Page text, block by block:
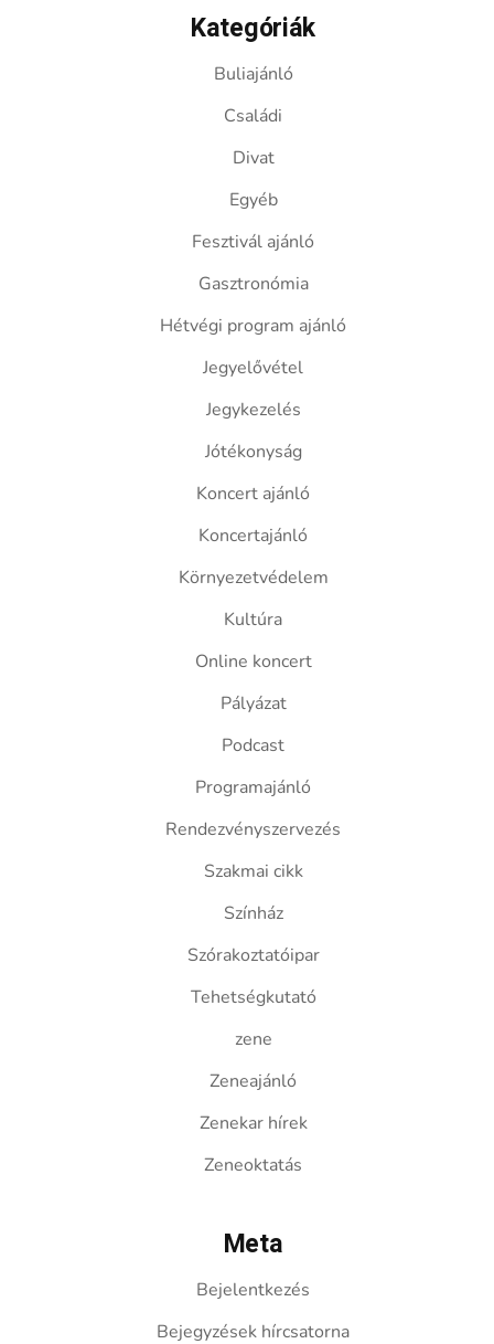
Kategóriák
Buliajánló
Családi
Divat
Egyéb
Fesztivál ajánló
Gasztronómia
Hétvégi program ajánló
Jegyelővétel
Jegykezelés
Jótékonyság
Koncert ajánló
Koncertajánló
Környezetvédelem
Kultúra
Online koncert
Pályázat
Podcast
Programajánló
Rendezvényszervezés
Szakmai cikk
Színház
Szórakoztatóipar
Tehetségkutató
zene
Zeneajánló
Zenekar hírek
Zeneoktatás
Meta
Bejelentkezés
Bejegyzések hírcsatorna